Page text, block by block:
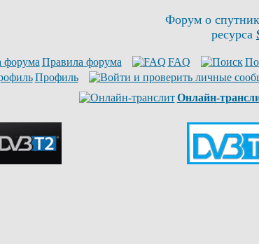
Форум о
ресурса
Правила форума FAQ
Профиль
Онлайн-